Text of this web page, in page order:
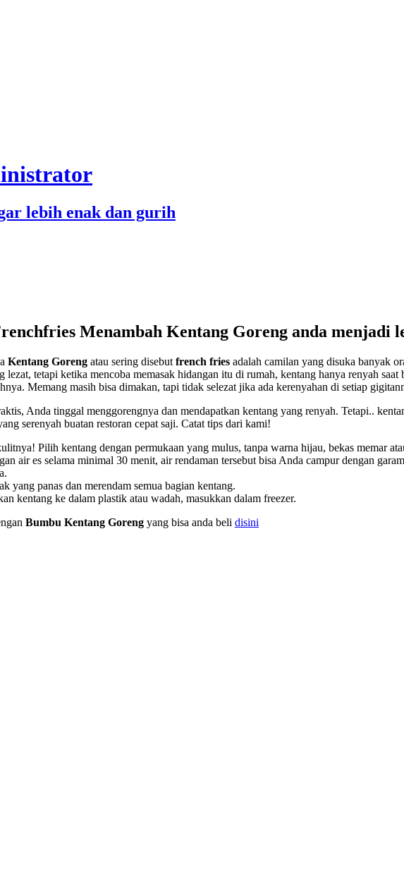
lebih enak dan gurih
Menambah Kentang Goreng anda menjadi
Kentang Goreng atau sering disebut french fries adalah camilan yang disuka banyak
tetapi ketika mencoba memasak hidangan itu di rumah, kentang hanya renyah saat
Memang masih bisa dimakan, tapi tidak selezat jika ada kerenyahan di setiap
Anda tinggal menggorengnya dan mendapatkan kentang yang renyah. Tetapi..
serenyah buatan restoran cepat saji. Catat tips dari kami!
Pilih kentang dengan permukaan yang mulus, tanpa warna hijau, bekas memar
air es selama minimal 30 menit, air rendaman tersebut bisa Anda campur dengan
yang panas dan merendam semua bagian kentang.
kentang ke dalam plastik atau wadah, masukkan dalam freezer.
Bumbu Kentang Goreng yang bisa anda beli disini